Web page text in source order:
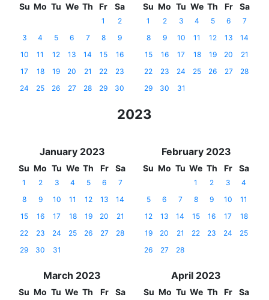
Su Mo Tu We Th Fr Sa
1
2
3
4 5 6 7 8
9
10
11 12 13 14 15
16
17
18 19 20 21 22
23
24
25 26 27 28 29 30
Su Mo Tu We Th Fr Sa
1 2 3 4 5 6
7
8
9 10 11 12 13
14
15
16 17 18 19 20
21
22
23 24 25 26 27
28
29
30 31
2023
January 2023
Su Mo Tu We Th Fr Sa
1 2 3 4 5 6
7
8
9 10 11 12 13
14
15
16 17 18 19 20
21
22
23 24 25 26 27
28
29
30 31
February 2023
Su Mo Tu We Th Fr Sa
1 2 3
4
5
6 7 8 9 10
11
12
13 14 15 16 17
18
19
20 21 22 23 24
25
26
27 28
March 2023
Su Mo Tu We Th Fr Sa
April 2023
Su Mo Tu We Th Fr Sa